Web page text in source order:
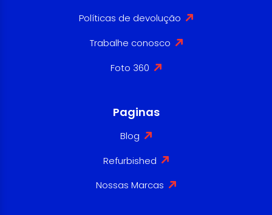
Políticas de devolução
Trabalhe conosco
Foto 360
Paginas
Blog
Refurbished
Nossas Marcas